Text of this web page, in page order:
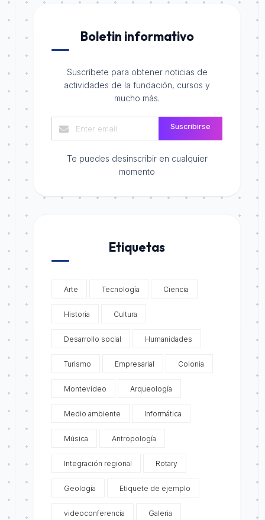
Boletin informativo
Suscríbete para obtener noticias de
actividades de la fundación, cursos y
mucho más.
Suscribirse
Te puedes desinscribir en cualquier
momento
Etiquetas
Arte Tecnología Ciencia
Historia Cultura
Desarrollo social Humanidades
Turismo Empresarial Colonia
Montevideo Arqueología
Medio ambiente Informática
Música Antropología
Integración regional Rotary
Geología Etiquete de ejemplo
videoconferencia Galeria